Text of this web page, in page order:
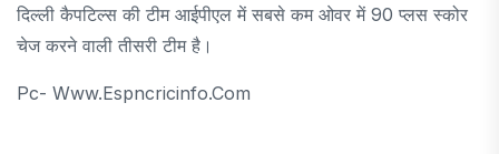
दिल्ली कैपटिल्स की टीम आईपीएल में सबसे कम ओवर में 90 प्लस स्कोर
चेज करने वाली तीसरी टीम है।
Pc- Www.espncricinfo.com